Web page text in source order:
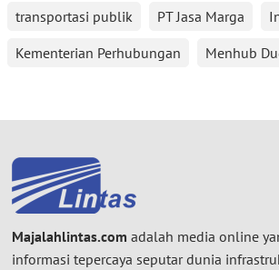
transportasi publik
PT Jasa Marga
Kementerian Perhubungan
Menhub
Majalahlintas.com adalah media online
informasi tepercaya seputar dunia